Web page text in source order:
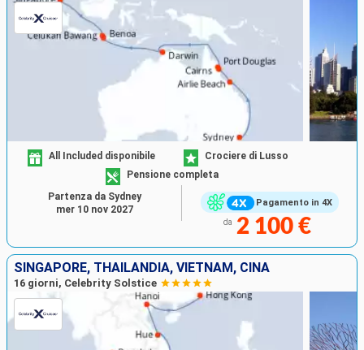
Pagamento in 4X
All Included disponibile
Crociere di Lusso
Pensione completa
da 2 100 €
Partenza da Sydney
mer 10 nov 2027
SINGAPORE, THAILANDIA, VIETNAM, CINA
16 giorni, Celebrity Solstice